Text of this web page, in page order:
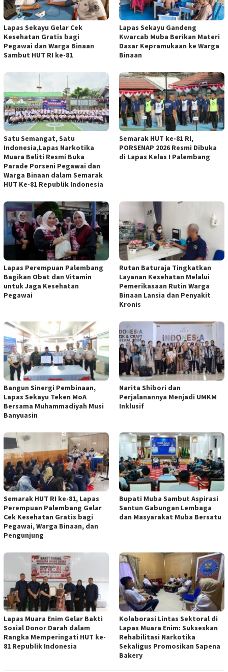
Lapas Sekayu Gelar Cek
Kesehatan Gratis bagi
Pegawai dan Warga Binaan
Sambut HUT RI ke-81
Lapas Sekayu Gandeng
Kwarcab Muba Berikan Materi
Dasar Kepramukaan ke Warga
Binaan
Satu Semangat, Satu
Indonesia,Lapas Narkotika
Muara Beliti Resmi Buka
Parade Porseni Pegawai dan
Warga Binaan dalam Semarak
HUT Ke-81 Republik Indonesia
Semarak HUT ke-81 RI,
PORSENAP 2026 Resmi Dibuka
di Lapas Kelas I Palembang
Lapas Perempuan Palembang
Bagikan Obat dan Vitamin
untuk Jaga Kesehatan
Pegawai
Rutan Baturaja Tingkatkan
Layanan Kesehatan Melalui
Pemerikasaan Rutin Warga
Binaan Lansia dan Penyakit
Kronis
Bangun Sinergi Pembinaan,
Lapas Sekayu Teken MoA
Bersama Muhammadiyah Musi
Banyuasin
Narita Shibori dan
Perjalanannya Menjadi UMKM
Inklusif
Semarak HUT RI ke-81, Lapas
Perempuan Palembang Gelar
Cek Kesehatan Gratis bagi
Pegawai, Warga Binaan, dan
Pengunjung
Bupati Muba Sambut Aspirasi
Santun Gabungan Lembaga
dan Masyarakat Muba Bersatu
Lapas Muara Enim Gelar Bakti
Sosial Donor Darah dalam
Rangka Memperingati HUT ke-
81 Republik Indonesia
Kolaborasi Lintas Sektoral di
Lapas Muara Enim: Sukseskan
Rehabilitasi Narkotika
Sekaligus Promosikan Sapena
Bakery